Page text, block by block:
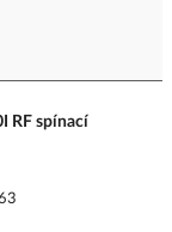
RF spínací